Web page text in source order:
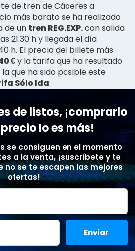
de tren de Cáceres a
más barato se ha realizado
de un tren REG.EXP.con salida
21:30 h y llegada el día
h. El precio del billete más
€y la tarifa que ha resultado
que ha sido posible este
Sólo Ida.
de listos, ¡comprarlo
lo es más!
se consiguen en el momento
a la venta, ¡suscríbete y te
no se te escapen las mejores
ofertas!